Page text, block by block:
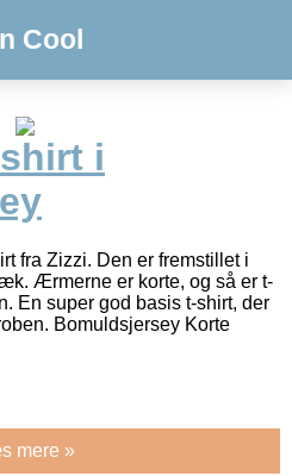
Cool
i
fra Zizzi. Den er fremstillet i
Ærmerne er korte, og så er t-
En super god basis t-shirt, der
Bomuldsjersey Korte
mere »